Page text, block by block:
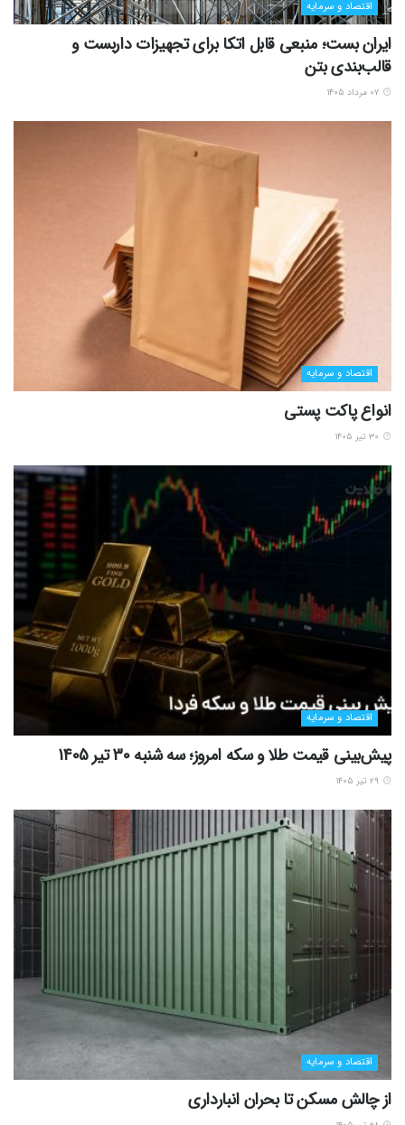
اقتصاد و سرمایه
ایران بست؛ منبعی قابل اتکا برای تجهیزات داربست و
قالب‌بندی بتن
اقتصاد و سرمایه
انواع پاکت پستی
اقتصاد و سرمایه
پیش‌بینی قیمت طلا و سکه امروز؛ سه شنبه 30 تیر 1405
اقتصاد و سرمایه
از چالش مسکن تا بحران انبارداری